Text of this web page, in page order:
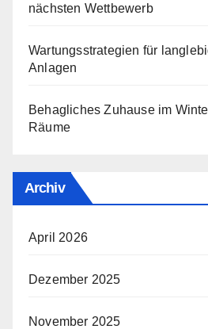
nächsten Wettbewerb
Wartungsstrategien für
Anlagen
Behagliches Zuhause im
Räume
Archiv
April 2026
Dezember 2025
November 2025